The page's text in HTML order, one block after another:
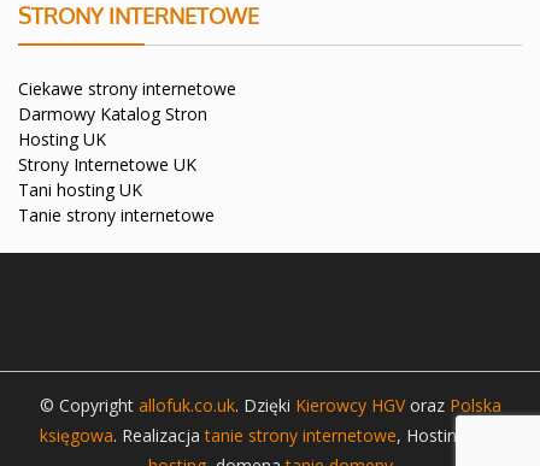
STRONY INTERNETOWE
Ciekawe strony internetowe
Darmowy Katalog Stron
Hosting UK
Strony Internetowe UK
Tani hosting UK
Tanie strony internetowe
© Copyright allofuk.co.uk. Dzięki Kierowcy HGVoraz Polska
księgowa. Realizacjatanie strony internetowe, Hosting